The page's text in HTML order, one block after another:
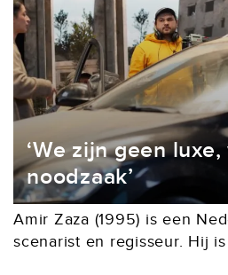
‘We zijn geen
noodzaak’
Amir Zaza (1995) is een
scenarist en regisseur. Hij